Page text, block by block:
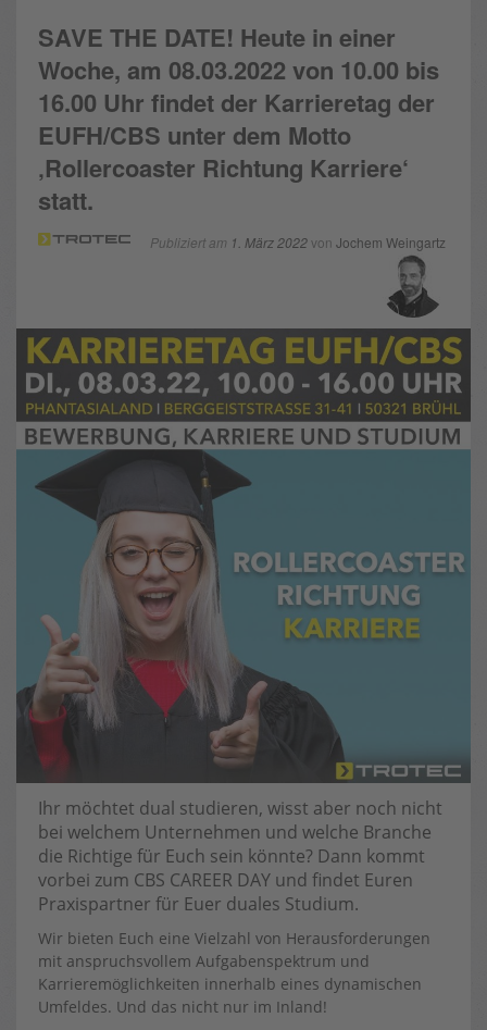
SAVE THE DATE! Heute in einer
Woche, am 08.03.2022 von 10.00 bis
16.00 Uhr findet der Karrieretag der
EUFH/CBS unter dem Motto
‚Rollercoaster Richtung Karriere‘
statt.
Publiziert am 1. März 2022von Jochem Weingartz
Ihr möchtet dual studieren, wisst aber noch nicht
bei welchem Unternehmen und welche Branche
die Richtige für Euch sein könnte? Dann kommt
vorbei zum CBS CAREER DAY und findet Euren
Praxispartner für Euer duales Studium.
Wir bieten Euch eine Vielzahl von Herausforderungen
mit anspruchsvollem Aufgabenspektrum und
Karrieremöglichkeiten innerhalb eines dynamischen
Umfeldes. Und das nicht nur im Inland!